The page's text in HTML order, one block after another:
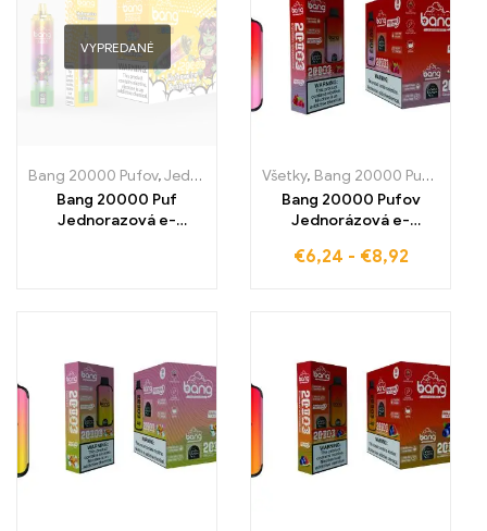
VYPREDANÉ
Bang 20000 Pufov,Jednorazové e-cigaretky ,Jednorazové e-
Bang 20000 Puf
Jednorazová e-
Všetky, Bang 20000 Pufov
Bang 20000 Pufov
Jednorázová e-
dokonalú zmes malín a
inovatívnej Dual Mesh
cievke
€6,24 - €8,92